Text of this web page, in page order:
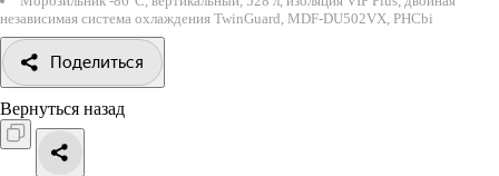
независимая система охлаждения TwinGuard, MDF-DU502VX, PHCbi
Поделиться
Вернуться назад